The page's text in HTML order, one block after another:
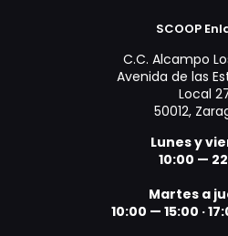
SCOOP
C.C. Alcampo
Avenida de las
Local
50012,
Lunes y
10:00 —
Martes a
10:00 — 15:00 ·